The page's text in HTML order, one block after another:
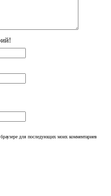
для последующих моих комментариев